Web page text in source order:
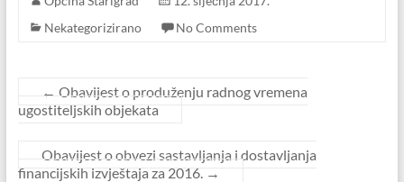
Nekategorizirano
No Comments
← Obavijest o produženju radnog vremena
ugostiteljskih objekata
Obavijest o obvezi sastavljanja i dostavljanja
financijskih izvještaja za 2016. →